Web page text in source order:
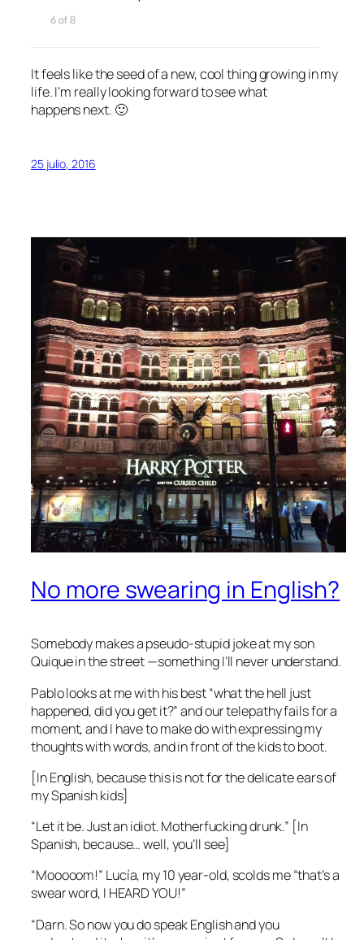
It feels like the seed of a new, cool thing growing in my
life. I’m really looking forward to see what
happens next. 🙂
25 julio, 2016
No more swearing in English?
Somebody makes a pseudo-stupid joke at my son
Quique in the street —something I’ll never understand.
Pablo looks at me with his best “what the hell just
happened, did you get it?” and our telepathy fails for a
moment, and I have to make do with expressing my
thoughts with words, and in front of the kids to boot.
[In English, because this is not for the delicate ears of
my Spanish kids]
“Let it be. Just an idiot. Motherfucking drunk.” [In
Spanish, because… well, you’ll see]
“Mooooom!” Lucía, my 10 year-old, scolds me “that’s a
swear word, I HEARD YOU!”
“Darn. So now you do speak English and you